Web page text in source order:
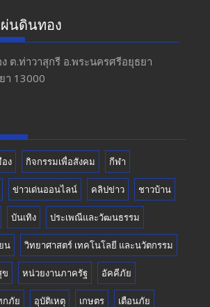
itt
er
u
T
u
b
นดินทอง
ต.​ท่าวาสุกรี​ อ.พระนครศรีอยุธยา​
า 13000
อง กิจกรรมเพื่อสังคม กีฬา
ข่าวเด่นออนไลน์ คลิปข่าว ชาวบ้าน
บันเทิง ประเพณีและวัฒนธรรม
น วิทยาศาสตร์ เทคโนโลยี และนวัตกรรม
ข หน่วยงานภาครัฐ อัคคีภัย
กภัย อุบัติเหตุ เกษตร เตือนภัย